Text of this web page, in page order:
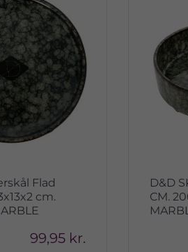
Flad
cm.
99,95 kr.
D&D
CM.